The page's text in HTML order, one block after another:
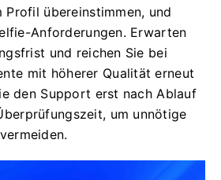
Profil übereinstimmen, und
Anforderungen. Erwarten
und reichen Sie bei
mit höherer Qualität erneut
den Support erst nach Ablauf
um unnötige